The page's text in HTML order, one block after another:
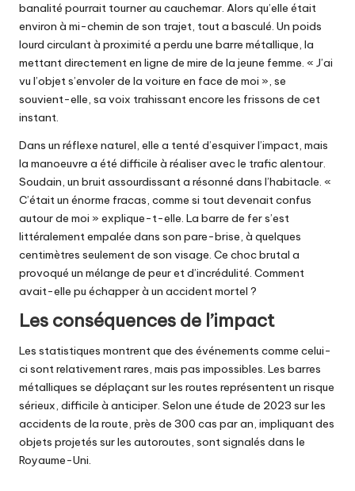
banalité pourrait tourner au cauchemar. Alors qu’elle était
environ à mi-chemin de son trajet, tout a basculé. Un poids
lourd circulant à proximité a perdu une barre métallique, la
mettant directement en ligne de mire de la jeune femme. « J’ai
vu l’objet s’envoler de la voiture en face de moi », se
souvient-elle, sa voix trahissant encore les frissons de cet
instant.
Dans un réflexe naturel, elle a tenté d’esquiver l’impact, mais
la manoeuvre a été difficile à réaliser avec le trafic alentour.
Soudain, un bruit assourdissant a résonné dans l’habitacle. «
C’était un énorme fracas, comme si tout devenait confus
autour de moi » explique-t-elle. La barre de fer s’est
littéralement empalée dans son pare-brise, à quelques
centimètres seulement de son visage. Ce choc brutal a
provoqué un mélange de peur et d’incrédulité. Comment
avait-elle pu échapper à un accident mortel ?
Les conséquences de l’impact
Les statistiques montrent que des événements comme celui-
ci sont relativement rares, mais pas impossibles. Les barres
métalliques se déplaçant sur les routes représentent un risque
sérieux, difficile à anticiper. Selon une étude de 2023 sur les
accidents de la route, près de 300 cas par an, impliquant des
objets projetés sur les autoroutes, sont signalés dans le
Royaume-Uni.